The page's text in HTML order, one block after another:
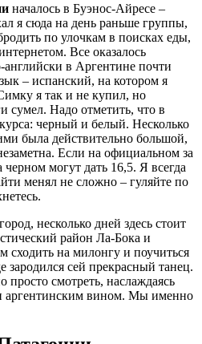
началось в Буэнос-Айресе –
я сюда на день раньше группы,
по улочкам в поисках еды,
Все оказалось
в Аргентине почти
– испанский, на котором я
я так и не купил, но
сумел. Надо отметить, что в
черный и белый. Несколько
была действительно большой,
Если на официальном за
могут дать 16,5. Я всегда
менял не сложно – гуляйте по
несколько дней здесь стоит
район Ла-Бока и
сходить на милонгу и поучиться
зародился сей прекрасный танец.
просто смотреть, наслаждаясь
аргентинским вином. Мы именно